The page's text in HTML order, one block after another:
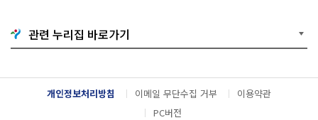
기
G
o
g
l
e
e
서
다
운
관련 누리집 바로가기
개인정보처리방침 이메일 무단수집 거부
이용약관
PC버전